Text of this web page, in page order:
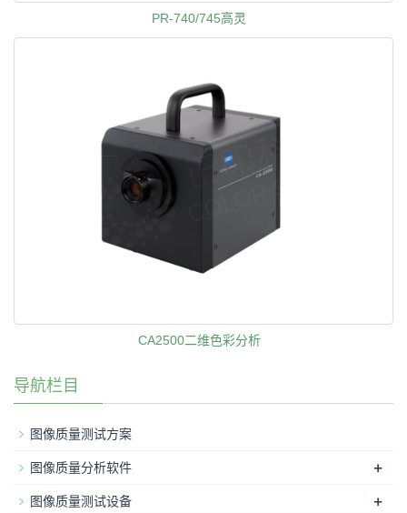
PR-740/745高灵
CA2500二维色彩分析
导航栏目
图像质量测试方案
图像质量分析软件 +
图像质量测试设备 +